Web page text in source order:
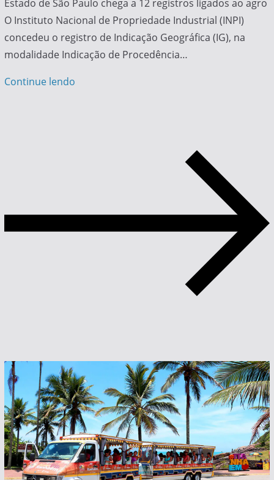
Estado de São Paulo chega a 12 registros ligados ao agro
O Instituto Nacional de Propriedade Industrial (INPI)
concedeu o registro de Indicação Geográfica (IG), na
modalidade Indicação de Procedência…
Continue lendo